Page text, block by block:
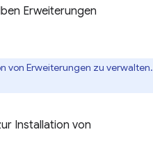
Erweiterungen
von Erweiterungen zu verwalten.
Installation von